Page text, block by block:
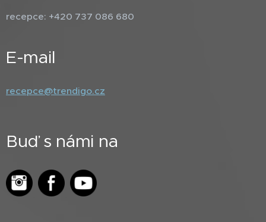
recepce: +420 737 086 680
E-mail
recepce@trendigo.cz
Buď s námi na